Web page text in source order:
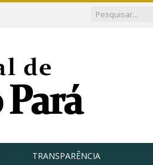
TRANSPARÊNCIA